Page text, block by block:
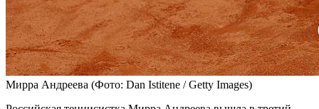
Мирра Андреева (Фото: Dan Istitene / Getty Images)